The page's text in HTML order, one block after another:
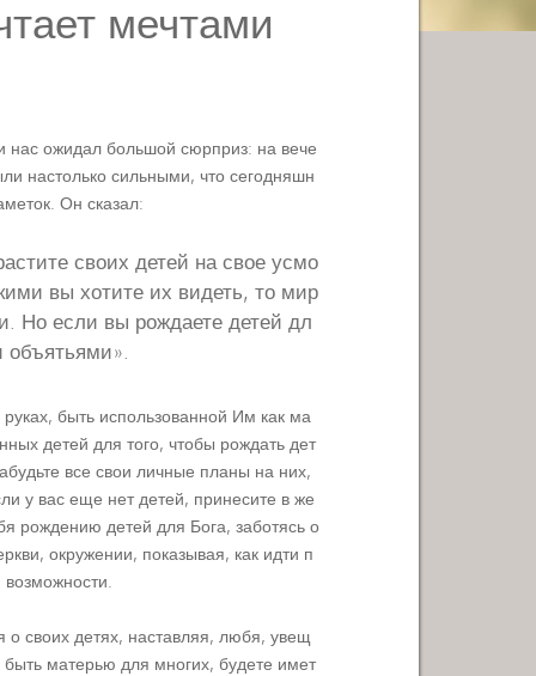
мечтами
нас ожидал большой сюрприз: на вече
настолько сильными, что сегодняшн
Он сказал:
своих детей на свое усмо
вы хотите их видеть, то мир
Но если вы рождаете детей дл
быть использованной Им как ма
детей для того, чтобы рождать дет
все свои личные планы на них,
у вас еще нет детей, принесите в же
рождению детей для Бога, заботясь о
окружении, показывая, как идти п
о своих детях, наставляя, любя, увещ
матерью для многих, будете имет